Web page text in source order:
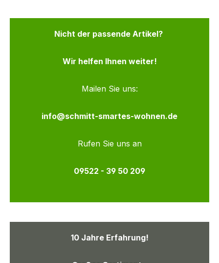
Nicht der passende Artikel?
Wir helfen Ihnen weiter!
Mailen Sie uns:
info@schmitt-smartes-wohnen.de
Rufen Sie uns an
09522 - 39 50 209
10 Jahre Erfahrung!